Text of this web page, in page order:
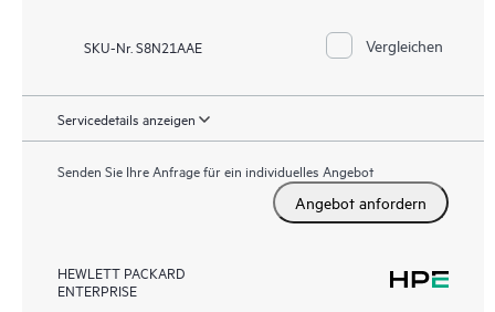
SKU-Nr. S8N21AAE Vergleichen
Servicedetails anzeigen
Senden Sie Ihre Anfrage für ein individuelles Angebot
Angebot anfordern
HEWLETT PACKARD
ENTERPRISE